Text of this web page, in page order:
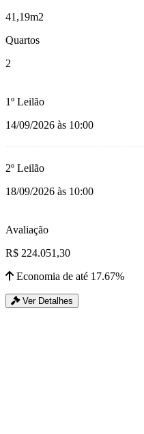
41,19m2
Quartos
2
1º Leilão
14/09/2026 às 10:00
2º Leilão
18/09/2026 às 10:00
Avaliação
R$ 224.051,30
Economia de até 17.67%
Ver Detalhes